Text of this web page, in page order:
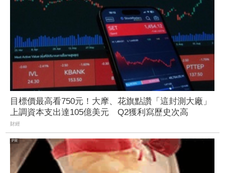
目標價最高看750元！大摩、花旗點讚「這封測大廠」
上調資本支出達105億美元 Q2獲利寫歷史次高
財經